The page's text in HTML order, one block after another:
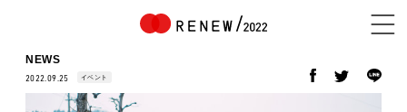
NEWS
NEWS
2022.09.25 イベント